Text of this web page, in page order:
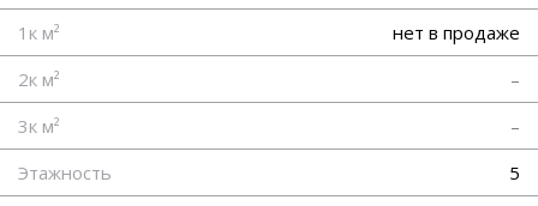
1к м²
нет в продаже
2к м²
–
3к м²
–
Этажность
5